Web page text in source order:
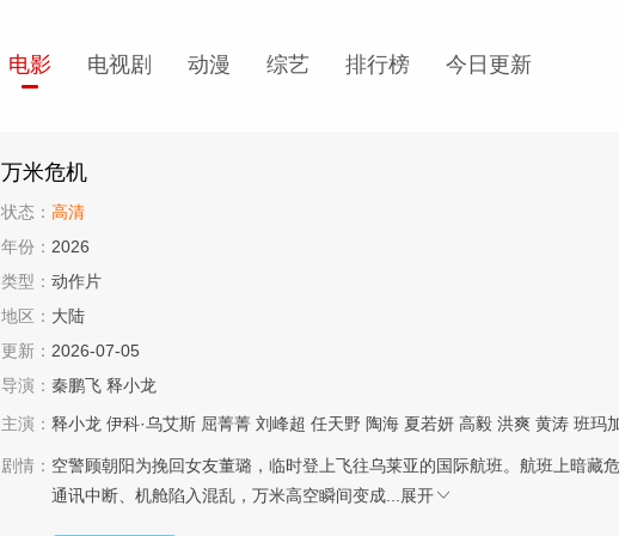
电影 电视剧 动漫 综艺 排行榜 今日更新
万米危机
状态： 高清
年份： 2026
类型： 动作片
地区： 大陆
更新： 2026-07-05
导演： 秦鹏飞 释小龙
主演： 释小龙 伊科·乌艾斯 屈菁菁 刘峰超 任天野 陶海 夏若妍 高毅 洪爽 黄涛 班玛
剧情： 空警顾朝阳为挽回女友董璐，临时登上飞往乌莱亚的国际航班。航班上暗藏
通讯中断、机舱陷入混乱，万米高空瞬间变成...
展开